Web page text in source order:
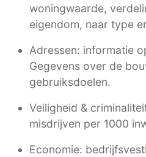
woningwaarde,
eigendom, naar type
Adressen: informatie
Gegevens over de
gebruiksdoelen.
Veiligheid &
misdrijven per 1000
Economie: